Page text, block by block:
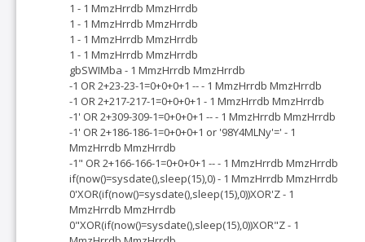
1 - 1 MmzHrrdb MmzHrrdb
1 - 1 MmzHrrdb MmzHrrdb
1 - 1 MmzHrrdb MmzHrrdb
1 - 1 MmzHrrdb MmzHrrdb
gbSWIMba - 1 MmzHrrdb MmzHrrdb
-1 OR 2+23-23-1=0+0+0+1 -- - 1 MmzHrrdb MmzHrrdb
-1 OR 2+217-217-1=0+0+0+1 - 1 MmzHrrdb MmzHrrdb
-1' OR 2+309-309-1=0+0+0+1 -- - 1 MmzHrrdb MmzHrrdb
-1' OR 2+186-186-1=0+0+0+1 or '98Y4MLNy'=' - 1
MmzHrrdb MmzHrrdb
-1" OR 2+166-166-1=0+0+0+1 -- - 1 MmzHrrdb MmzHrrdb
if(now()=sysdate(),sleep(15),0) - 1 MmzHrrdb MmzHrrdb
0'XOR(if(now()=sysdate(),sleep(15),0))XOR'Z - 1
MmzHrrdb MmzHrrdb
0"XOR(if(now()=sysdate(),sleep(15),0))XOR"Z - 1